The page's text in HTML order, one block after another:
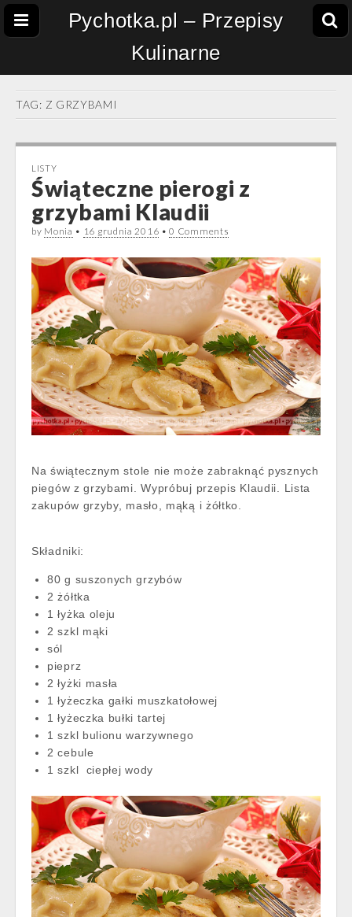
Pychotka.pl – Przepisy
Kulinarne
TAG: Z GRZYBAMI
LISTY
Świąteczne pierogi z
grzybami Klaudii
by Monia • 16 grudnia 2016 •0 Comments
Na świątecznym stole nie może zabraknąć pysznych
piegów z grzybami. Wypróbuj przepis Klaudii. Lista
zakupów grzyby, masło, mąką i żółtko.
Składniki:
80 g suszonych grzybów
2 żółtka
1 łyżka oleju
2 szkl mąki
sól
pieprz
2 łyżki masła
1 łyżeczka gałki muszkatołowej
1 łyżeczka bułki tartej
1 szkl bulionu warzywnego
2 cebule
1 szkl ciepłej wody